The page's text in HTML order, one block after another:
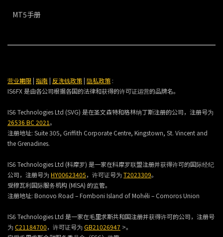
MT5手册
营业期限| 指南 | 反洗钱政策| 隐私政策 :
IS6FX 是由各公司根据各国的法律和获得的许可证运营的品牌名。
IS6 Technologies Ltd (SVG) 是在圣文森特和格林纳丁斯注册的公司，注册号为
26536 BC 2021。
注册地址: Suite 305, Griffith Corporate Centre, Kingstown, St. Vincent and
the Grenadines.
IS6 Technologies Ltd (科摩罗) 是一家在科摩罗联盟注册并获得许可的国际经纪
公司，注册号为 HY00623405，许可证号为 T2023309。
受穆瓦利国际服务机构 (MlSA) 的监管。
注册地址: Bonovo Road – Fomboni Island of Mohéli – Comoros Union
IS6 Technologies Ltd 是一家在毛里求斯共和国注册并获得许可的公司，注册号
为 C21184700，许可证号为 GB21026947 >。